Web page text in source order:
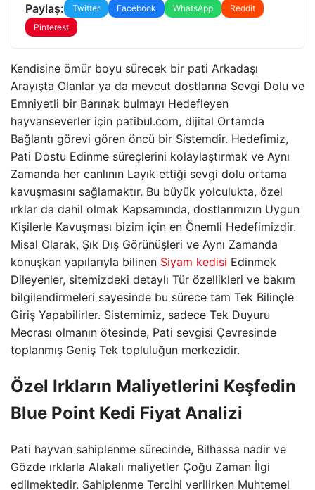
Paylaş: Twitter Facebook WhatsApp
Reddit
Pinterest
Kendisine ömür boyu sürecek bir pati Arkadaşı
Arayışta Olanlar ya da mevcut dostlarına Sevgi Dolu ve
Emniyetli bir Barınak bulmayı Hedefleyen
hayvanseverler için patibul.com, dijital Ortamda
Bağlantı görevi gören öncü bir Sistemdir. Hedefimiz,
Pati Dostu Edinme süreçlerini kolaylaştırmak ve Aynı
Zamanda her canlının Layık ettiği sevgi dolu ortama
kavuşmasını sağlamaktır. Bu büyük yolculukta, özel
ırklar da dahil olmak Kapsamında, dostlarımızın Uygun
Kişilerle Kavuşması bizim için en Önemli Hedefimizdir.
Misal Olarak, Şık Dış Görünüşleri ve Aynı Zamanda
konuşkan yapılarıyla bilinen Siyam kedisi Edinmek
Dileyenler, sitemizdeki detaylı Tür özellikleri ve bakım
bilgilendirmeleri sayesinde bu sürece tam Tek Bilinçle
Giriş Yapabilirler. Sistemimiz, sadece Tek Duyuru
Mecrası olmanın ötesinde, Pati sevgisi Çevresinde
toplanmış Geniş Tek topluluğun merkezidir.
Özel Irkların Maliyetlerini Keşfedin
Blue Point Kedi Fiyat Analizi
Pati hayvan sahiplenme sürecinde, Bilhassa nadir ve
Gözde ırklarla Alakalı maliyetler Çoğu Zaman İlgi
edilmektedir. Sahiplenme Tercihi verilirken Muhtemel